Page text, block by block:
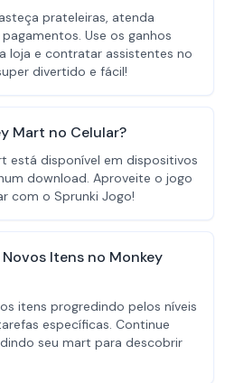
prateleiras, atenda
Use os ganhos
loja e contratar assistentes no
divertido e fácil!
Mart no Celular?
está disponível em dispositivos
download. Aproveite o jogo
com o Sprunki Jogo!
Itens no Monkey
itens progredindo pelos níveis
específicas. Continue
seu mart para descobrir